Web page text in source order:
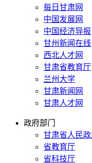
每日甘肃网
中国发展网
中国经济导报
甘州新闻在线
西北人才网
甘肃省教育厅
兰州大学
甘肃新闻网
甘肃人才网
政府部门
甘肃省人民
省教育厅
省科技厅